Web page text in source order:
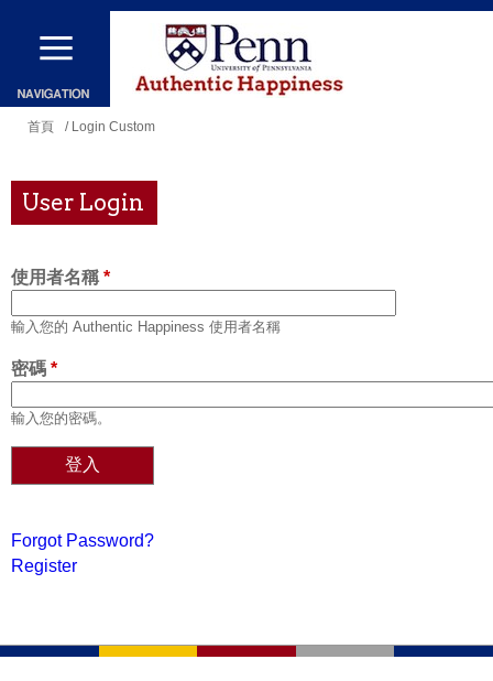
移
主
內
您
這
裡
首頁 / Login Custom
User Login
使用者名稱 *
輸入您的 Authentic Happiness 使用者名稱
密碼 *
輸入您的密碼。
Forgot Password?
Register